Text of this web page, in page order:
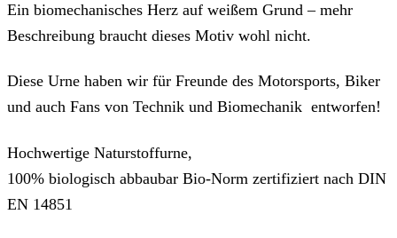
Ein biomechanisches Herz auf weißem Grund – mehr
Beschreibung braucht dieses Motiv wohl nicht.
Diese Urne haben wir für Freunde des Motorsports, Biker
und auch Fans von Technik und Biomechanik entworfen!
Hochwertige Naturstoffurne,
100% biologisch abbaubar Bio-Norm zertifiziert nach DIN
EN 14851